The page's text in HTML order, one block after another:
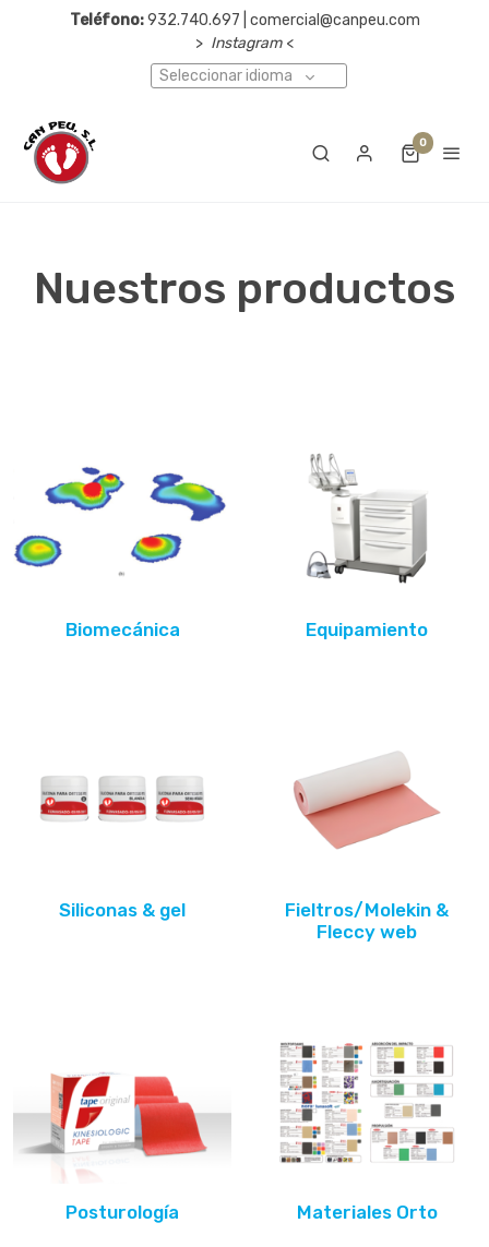
Teléfono:932.740.697 | comercial@canpeu.com
> Instagram <
Seleccionar idioma
0
Nuestros productos
Biomecánica Equipamiento
Siliconas & gel
Fieltros/Molekin &
Fleccy web
Posturología Materiales Orto